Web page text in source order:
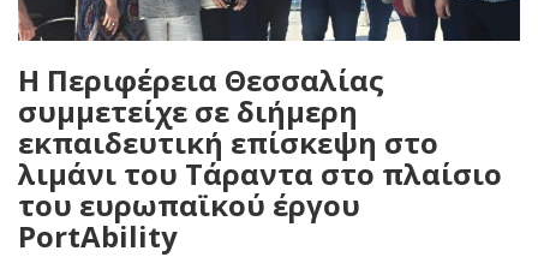
Η Περιφέρεια Θεσσαλίας
συμμετείχε σε διήμερη
εκπαιδευτική επίσκεψη στο
λιμάνι του Τάραντα στο πλαίσιο
του ευρωπαϊκού έργου
PortAbility